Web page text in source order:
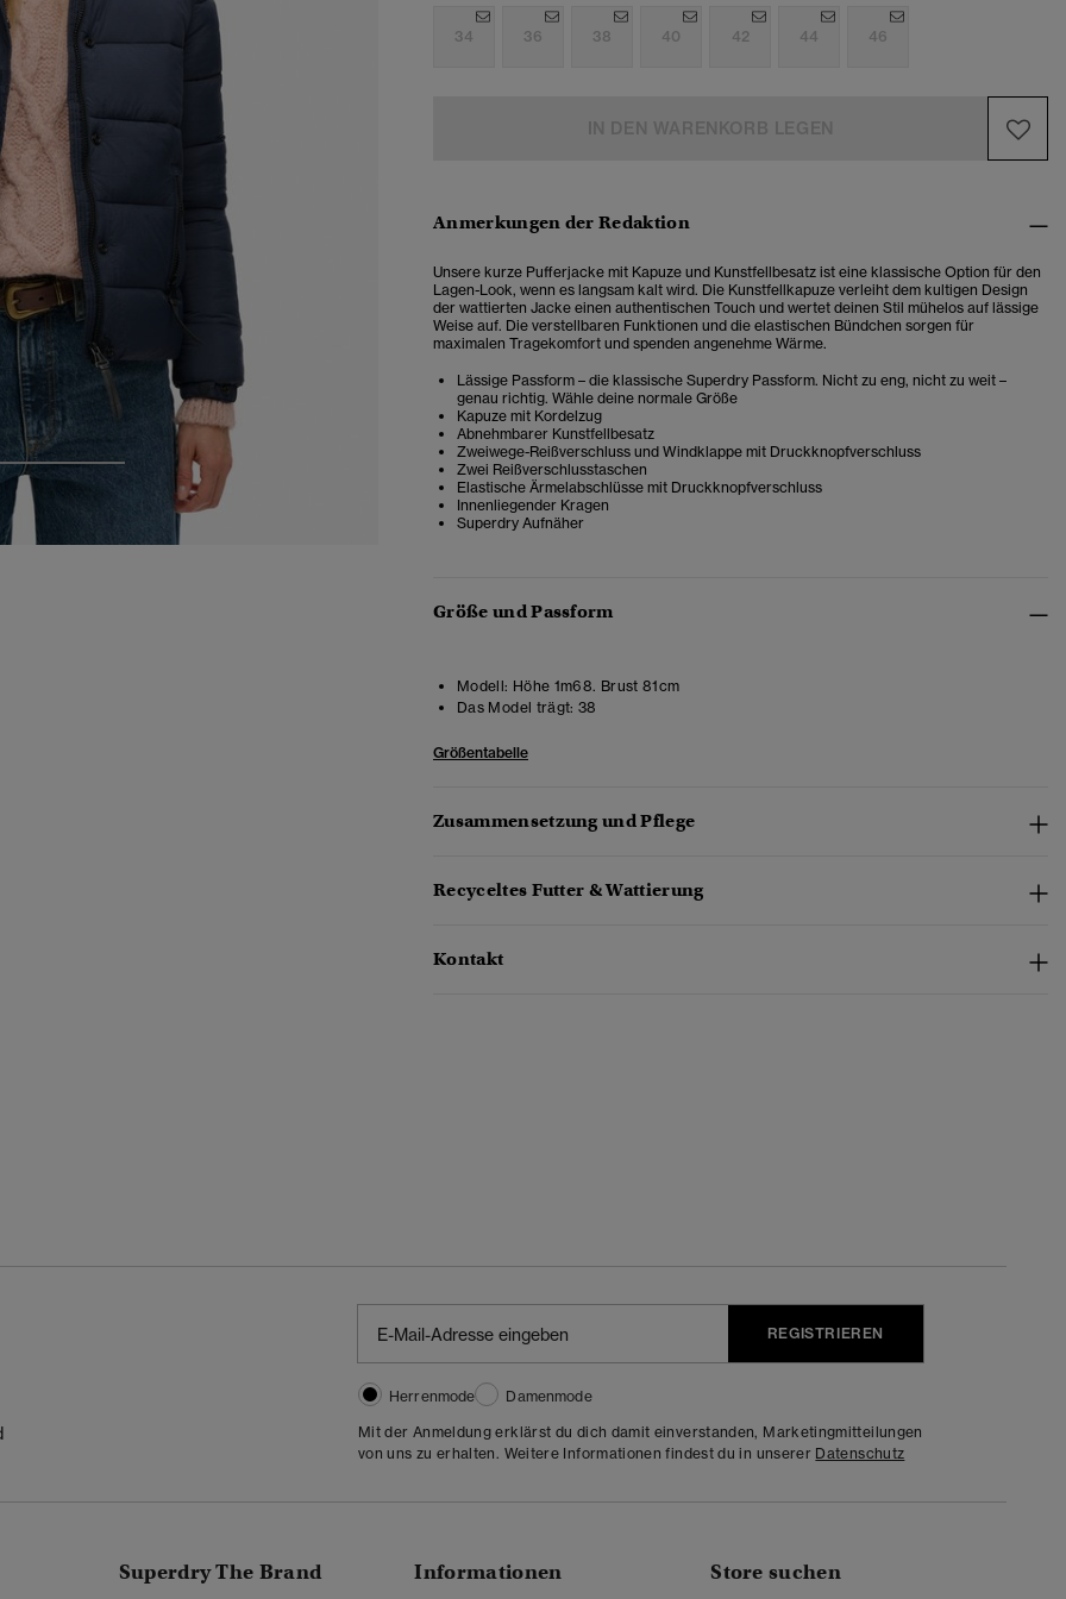
3 4
34 36 38 40 42 44 46
Anmerkungen der Redaktion
Unsere kurze Pufferjacke mit Kapuze und Kunstfellbesatz ist eine klassische Option für den
Lagen-Look, wenn es langsam kalt wird. Die Kunstfellkapuze verleiht dem kultigen Design
der wattierten Jacke einen authentischen Touch und wertet deinen Stil mühelos auf lässige
Weise auf. Die verstellbaren Funktionen und die elastischen Bündchen sorgen für
maximalen Tragekomfort und spenden angenehme Wärme.
Lässige Passform – die klassische Superdry Passform. Nicht zu eng, nicht zu weit –
genau richtig. Wähle deine normale Größe
Kapuze mit Kordelzug
Abnehmbarer Kunstfellbesatz
Zweiwege-Reißverschluss und Windklappe mit Druckknopfverschluss
Zwei Reißverschlusstaschen
Elastische Ärmelabschlüsse mit Druckknopfverschluss
Innenliegender Kragen
Superdry Aufnäher
Größe und Passform
Modell: Höhe 1m68. Brust 81cm
Das Model trägt: 38
Größentabelle
Zusammensetzung und Pflege
Recyceltes Futter & Wattierung
Kontakt
REGISTRIEREN
Herrenmode
Damenmode
Mit der Anmeldung erklärst du dich damit einverstanden, Marketingmitteilungen
von uns zu erhalten. Weitere Informationen findest du in unserer Datenschutz
Superdry The Brand Informationen Store suchen